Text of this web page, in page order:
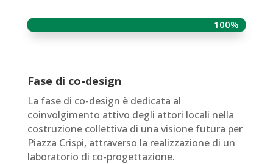
100%
100%
Fase di co-design
La fase di co-design è dedicata al
coinvolgimento attivo degli attori locali nella
costruzione collettiva di una visione futura per
Piazza Crispi, attraverso la realizzazione di un
laboratorio di co-progettazione.